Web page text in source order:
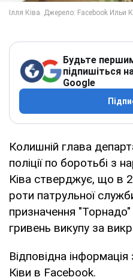
Будьте
підпишіться
Google
Колишній глава
поліції по боротьбі з
Ківа стверджує, що в
роти патрульної
призначення
гривень викупу за
Відповідна
Ківи в Facebook.